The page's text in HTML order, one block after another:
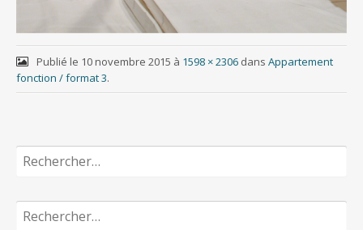
Publié le 10 novembre 2015 à 1598 × 2306dans Appartement
fonction / format 3.
Rechercher :
Rechercher :